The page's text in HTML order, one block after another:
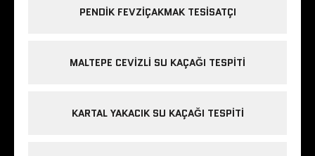
PENDIK FEVZIÇAKMAK TESISATÇI
MALTEPE CEVIZLI SU KAÇAĞI TESPITI
KARTAL YAKACIK SU KAÇAĞI TESPITI